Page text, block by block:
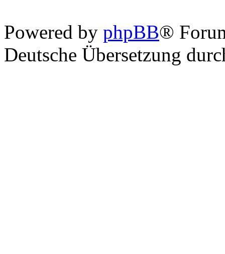
Powered by phpBB®
Deutsche Übersetzung